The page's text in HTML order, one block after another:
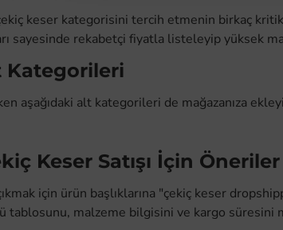
keser kategorisini tercih etmenin birkaç
sayesinde rekabetçi fiyatla listeleyip yüksek
Kategorileri
aşağıdaki alt kategorileri de mağazanıza
Keser Satışı İçin Öneriler
için ürün başlıklarına "çekiç keser
tablosunu, malzeme bilgisini ve kargo